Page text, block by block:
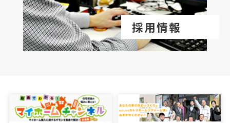
採用情報